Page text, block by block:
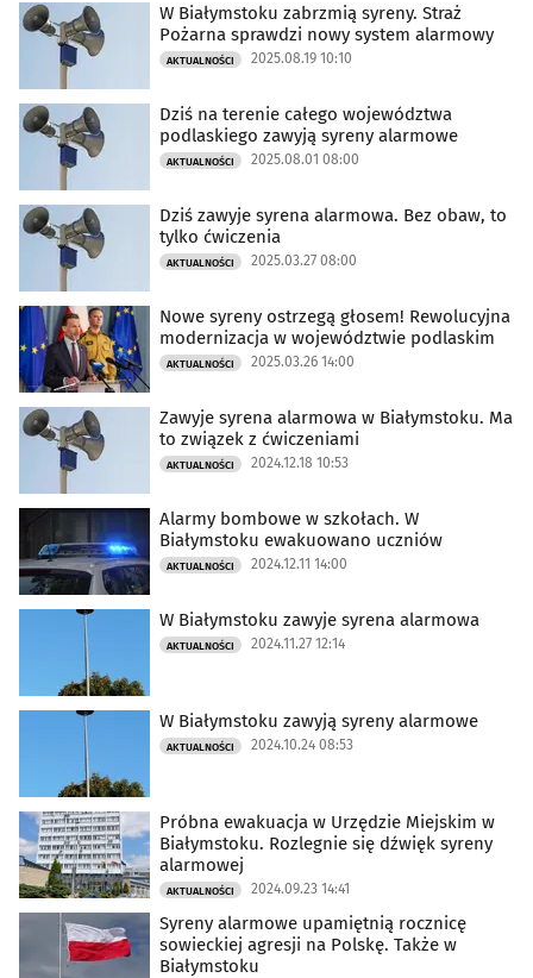
W Białymstoku zabrzmią syreny. Straż
Pożarna sprawdzi nowy system alarmowy
AKTUALNOŚCI 2025.08.19 10:10
Dziś na terenie całego województwa
podlaskiego zawyją syreny alarmowe
AKTUALNOŚCI 2025.08.01 08:00
Dziś zawyje syrena alarmowa. Bez obaw, to
tylko ćwiczenia
AKTUALNOŚCI 2025.03.27 08:00
Nowe syreny ostrzegą głosem! Rewolucyjna
modernizacja w województwie podlaskim
AKTUALNOŚCI 2025.03.26 14:00
Zawyje syrena alarmowa w Białymstoku. Ma
to związek z ćwiczeniami
AKTUALNOŚCI 2024.12.18 10:53
Alarmy bombowe w szkołach. W
Białymstoku ewakuowano uczniów
AKTUALNOŚCI 2024.12.11 14:00
W Białymstoku zawyje syrena alarmowa
AKTUALNOŚCI 2024.11.27 12:14
W Białymstoku zawyją syreny alarmowe
AKTUALNOŚCI 2024.10.24 08:53
Próbna ewakuacja w Urzędzie Miejskim w
Białymstoku. Rozlegnie się dźwięk syreny
alarmowej
AKTUALNOŚCI 2024.09.23 14:41
Syreny alarmowe upamiętnią rocznicę
sowieckiej agresji na Polskę. Także w
Białymstoku